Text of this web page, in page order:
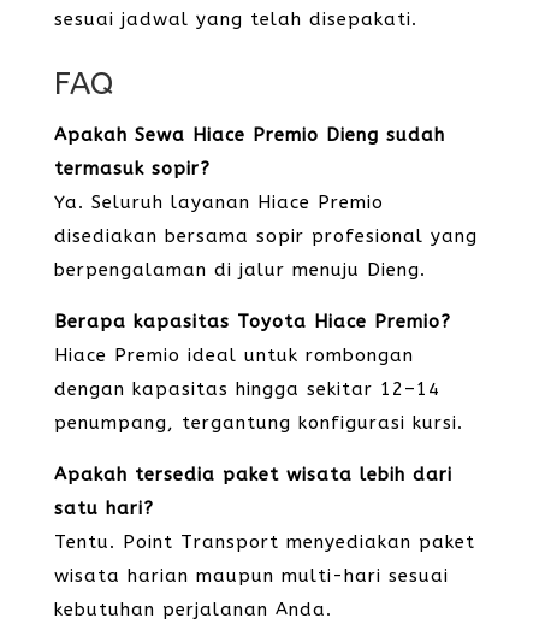
sesuai jadwal yang telah disepakati.
FAQ
Apakah Sewa Hiace Premio Dieng sudah
termasuk sopir?
Ya. Seluruh layanan Hiace Premio
disediakan bersama sopir profesional yang
berpengalaman di jalur menuju Dieng.
Berapa kapasitas Toyota Hiace Premio?
Hiace Premio ideal untuk rombongan
dengan kapasitas hingga sekitar 12–14
penumpang, tergantung konfigurasi kursi.
Apakah tersedia paket wisata lebih dari
satu hari?
Tentu. Point Transport menyediakan paket
wisata harian maupun multi-hari sesuai
kebutuhan perjalanan Anda.